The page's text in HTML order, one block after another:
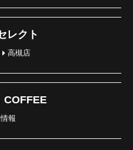
レクト
高槻店
COFFEE
報